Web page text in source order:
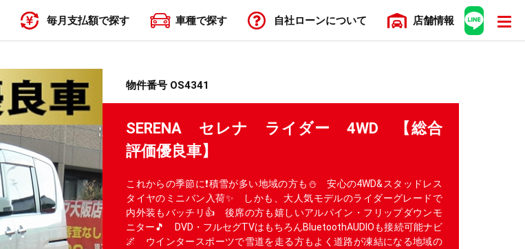
毎月支払額で探す 車種で探す 自社ローンについて 店舗情報
物件番号 OS4341
SERENA セレナ ライダー 4WD 【総合
評価優良車】
これからの季節に❗積雪が多い地域の方も⛄ 安心の4WD&スタッドレス
タイヤのミニバン入荷✨ しかも、大人気モデルのライダーグレードで
内外装もバッチリ👍 後席の方も嬉しいアルパイン・フリップダウンモ
ニター🎵 DVD・フルセグTVはもちろんBluetoothAUDIOも接続可能ナビ
🌌 ウインタースポーツで雪道を走る方もよく道路が凍結になる地域の